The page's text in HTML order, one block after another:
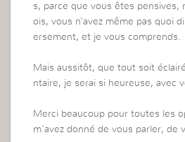
s, parce que vous êtes pensives,
ois, vous n’avez même pas quoi
ersement, et je vous comprends.
Mais aussitôt, que tout soit
ntaire, je serai si heureuse, avec
Merci beaucoup pour toutes les
m’avez donné de vous parler, de